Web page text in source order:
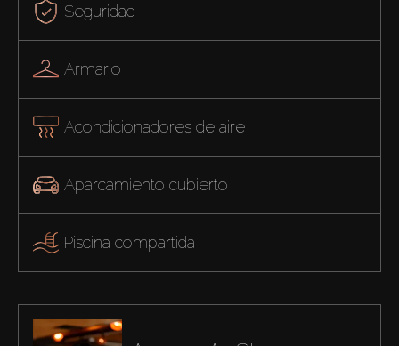
Seguridad
Armario
Acondicionadores de aire
Aparcamiento cubierto
Piscina compartida